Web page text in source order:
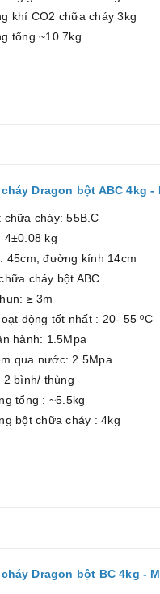
khí CO2 chữa cháy 3kg
tổng ~10.7kg
Dragon bột ABC 4kg -
chữa cháy: 55B.C
4±0.08 kg
45cm, đường kính 14cm
cháy bột ABC
≥ 3m
động tốt nhất : 20- 55 ºC
hành: 1.5Mpa
qua nước: 2.5Mpa
2 bình/ thùng
tổng : ~5.5kg
bột chữa cháy : 4kg
Dragon bột BC 4kg -